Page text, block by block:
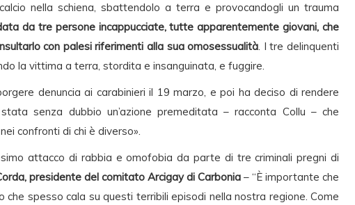
nella schiena, sbattendolo a terra e provocandogli un trauma
da tre persone incappucciate, tutte apparentemente giovani, che
con palesi riferimenti alla sua omosessualità. I tre delinquenti
la vittima a terra, stordita e insanguinata, e fuggire.
denuncia ai carabinieri il 19 marzo, e poi ha deciso di rendere
senza dubbio un’azione premeditata – racconta Collu – che
confronti di chi è diverso».
attacco di rabbia e omofobia da parte di tre criminali pregni di
presidente del comitato Arcigay di Carbonia – “È importante che
spesso cala su questi terribili episodi nella nostra regione. Come